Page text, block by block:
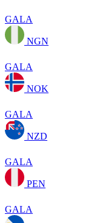
GALA
NGN
GALA
NOK
GALA
NZD
GALA
PEN
GALA